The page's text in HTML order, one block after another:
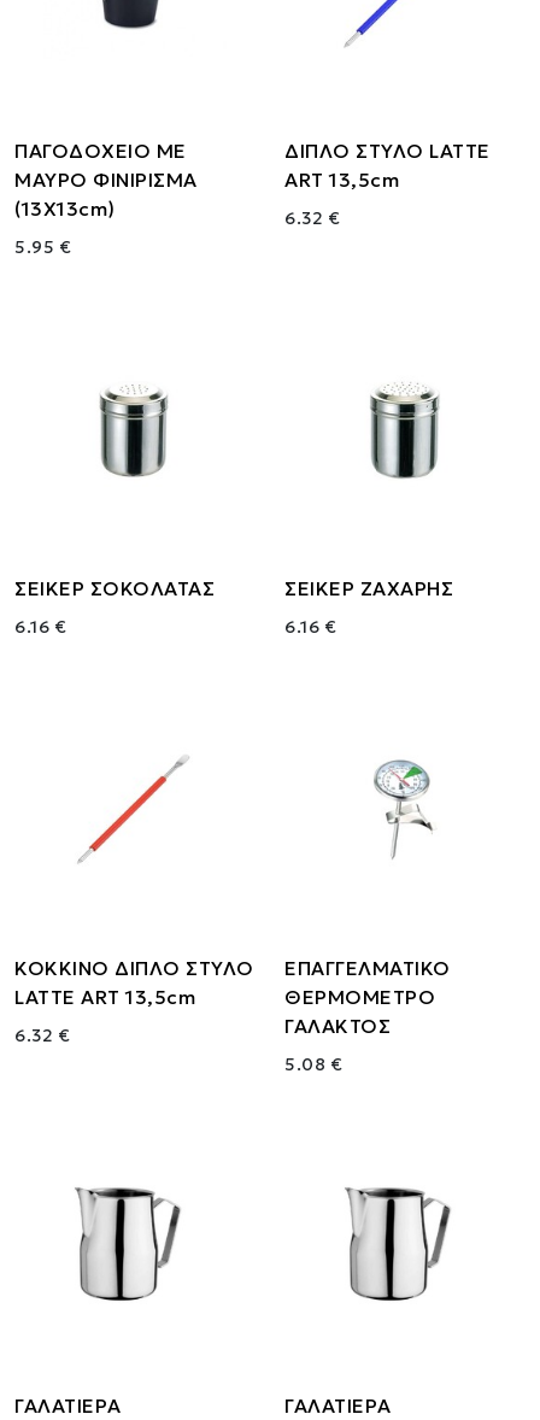
ΠΑΓΟΔΟΧΕΙΟ ΜΕ
ΜΑΥΡΟ ΦΙΝΙΡΙΣΜΑ
(13Χ13cm)
5.95 €
ΔΙΠΛΟ ΣΤΥΛΟ LATTE
ART 13,5cm
6.32 €
ΣΕΙΚΕΡ ΣΟΚΟΛΑΤΑΣ
6.16 €
ΣΕΙΚΕΡ ΖΑΧΑΡΗΣ
6.16 €
ΚΟΚΚΙΝΟ ΔΙΠΛΟ ΣΤΥΛΟ
LATTE ART 13,5cm
6.32 €
ΕΠΑΓΓΕΛΜΑΤΙΚΟ
ΘΕΡΜΟΜΕΤΡΟ
ΓΑΛΑΚΤΟΣ
5.08 €
ΓΑΛΑΤΙΕΡΑ ΓΑΛΑΤΙΕΡΑ